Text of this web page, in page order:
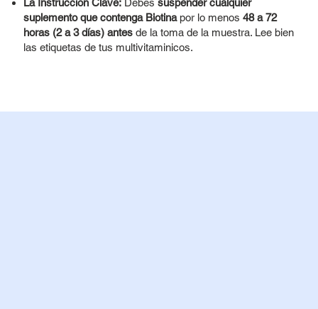
suplemento que contenga Biotinapor lo menos 48 a 72
horas (2 a 3 días) antesde la toma de la muestra. Lee bien
las etiquetas de tus multivitaminicos.